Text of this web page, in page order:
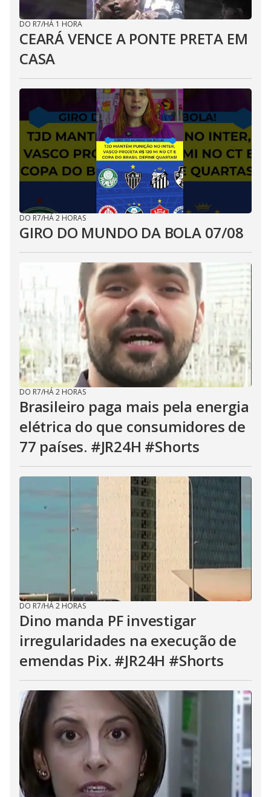
DO R7/HÁ 1 HORA
CEARÁ VENCE A PONTE PRETA EM
CASA
DO R7/HÁ 2 HORAS
GIRO DO MUNDO DA BOLA 07/08
DO R7/HÁ 2 HORAS
Brasileiro paga mais pela energia
elétrica do que consumidores de
77 países. #JR24H #Shorts
DO R7/HÁ 2 HORAS
Dino manda PF investigar
irregularidades na execução de
emendas Pix. #JR24H #Shorts